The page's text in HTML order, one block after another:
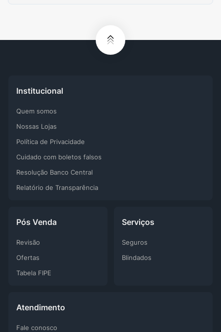
Institucional
Quem somos
Nossas Lojas
Política de Privacidade
Cuidado com boletos falsos
Resolução Banco Central
Relatório de Transparência
Atendimento
Fale conosco
Serviços
Seguros
Blindados
Pós Venda
Revisão
Ofertas
Tabela FIPE